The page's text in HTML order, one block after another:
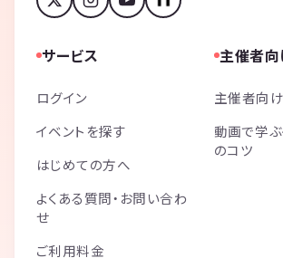
サービス
ログイン
イベントを探す
はじめての方へ
よくある質問・お問い合わ
せ
ご利用料金
主催者向
主催者向
動画で学
のコツ